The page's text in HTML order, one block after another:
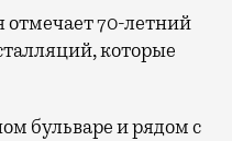
которые
бульваре и рядом с